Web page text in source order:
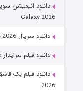
Galaxy 2026
دانلود سریال Avatar: The Last Airbender 2024-2026
دانلود فیلم سرایدار The Caretaker 2025
2026